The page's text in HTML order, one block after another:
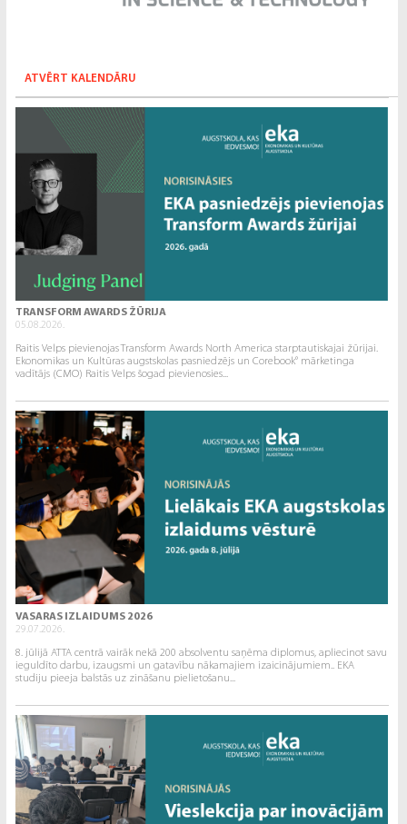
ATVĒRT KALENDĀRU
TRANSFORM AWARDS ŽŪRIJA
05.08.2026.
Raitis Velps pievienojas Transform Awards North America starptautiskajai žūrijai.
Ekonomikas un Kultūras augstskolas pasniedzējs un Corebook° mārketinga
vadītājs (CMO) Raitis Velps šogad pievienosies...
VASARAS IZLAIDUMS 2026
29.07.2026.
8. jūlijā ATTA centrā vairāk nekā 200 absolventu saņēma diplomus, apliecinot savu
ieguldīto darbu, izaugsmi un gatavību nākamajiem izaicinājumiem.. EKA
studiju pieeja balstās uz zināšanu pielietošanu...